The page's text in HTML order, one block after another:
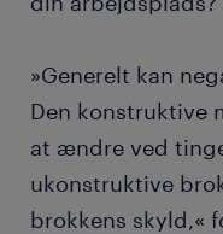
»Generelt kan
Den konstruktive
at ændre ved
ukonstruktive
brokkens skyld,«